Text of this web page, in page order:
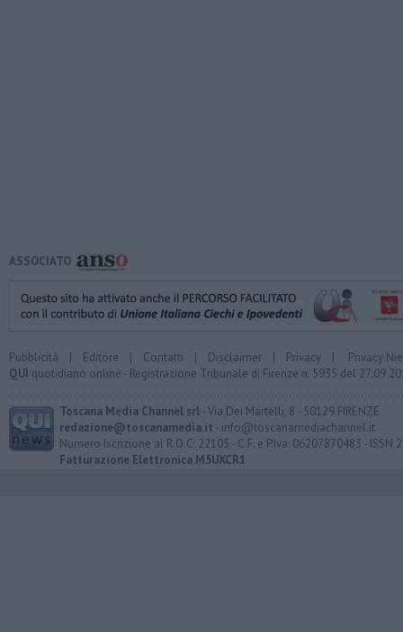
ASSOCIATO
Pubblicità | Editore | Contatti | Disclaimer | Privacy | Privacy
QUI quotidiano online - Registrazione Tribunale di Firenze n. 5935 del
Toscana Media Channel srl- Via Dei Martelli, 8 - 50129 FIRENZE
redazione@toscanamedia.it - info@toscanamediachannel.it
Numero Iscrizione al R.O.C: 22105 - C.F. e P.Iva: 06207870483 - ISSN
Fatturazione Elettronica M5UXCR1